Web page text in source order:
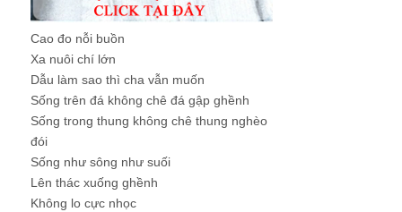
Cao đo nỗi buồn
Xa nuôi chí lớn
Dẫu làm sao thì cha vẫn muốn
Sống trên đá không chê đá gập ghềnh
Sống trong thung không chê thung nghèo
đói
Sống như sông như suối
Lên thác xuống ghềnh
Không lo cực nhọc